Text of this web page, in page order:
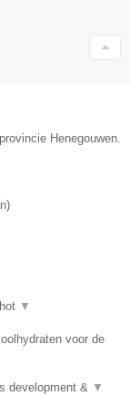
Henegouwen.
)
▼
voor de
development & ▼